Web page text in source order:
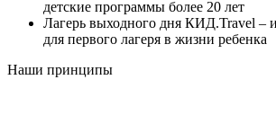
детские программы более 20 лет
Лагерь выходного дня КИД.Travel –
для первого лагеря в жизни ребенка
Наши принципы